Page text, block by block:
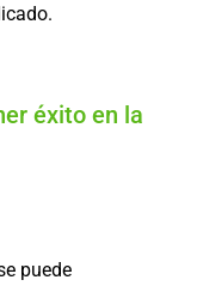
éxito en la
puede